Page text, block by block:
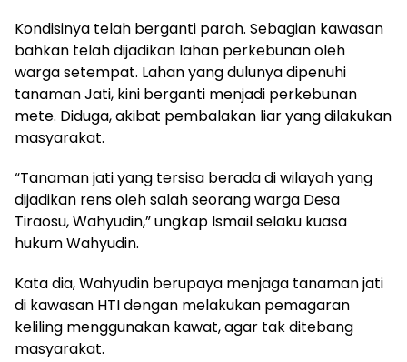
Kondisinya telah berganti parah. Sebagian kawasan
bahkan telah dijadikan lahan perkebunan oleh
warga setempat. Lahan yang dulunya dipenuhi
tanaman Jati, kini berganti menjadi perkebunan
mete. Diduga, akibat pembalakan liar yang dilakukan
masyarakat.
“Tanaman jati yang tersisa berada di wilayah yang
dijadikan rens oleh salah seorang warga Desa
Tiraosu, Wahyudin,” ungkap Ismail selaku kuasa
hukum Wahyudin.
Kata dia, Wahyudin berupaya menjaga tanaman jati
di kawasan HTI dengan melakukan pemagaran
keliling menggunakan kawat, agar tak ditebang
masyarakat.